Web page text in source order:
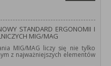
STANDARD ERGONOMII I
MIG/MAG
MIG/MAG liczy się nie tylko
z najważniejszych elementów